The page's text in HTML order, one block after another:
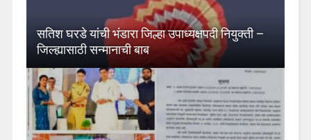
सतिश घरडे यांची भंडारा जिल्हा उपाध्यक्षपदी नियुक्ती –
जिल्ह्यासाठी सन्मानाची बाब